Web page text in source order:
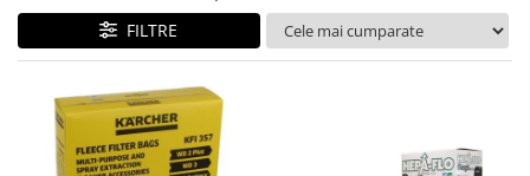
Curatenie si intretinere
Decoratiuni
Hobby-uri creative
Iluminat & Electrice
Jaluzele
FILTRE